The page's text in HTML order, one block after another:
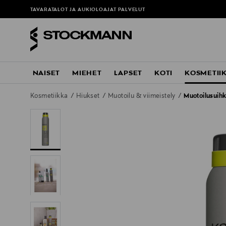
TAVARATALOT JA AUKIOLOAJAT PALVELUT
NAISET MIEHET LAPSET KOTI
Kosmetiikka Hiukset Muotoilu & viimeistely